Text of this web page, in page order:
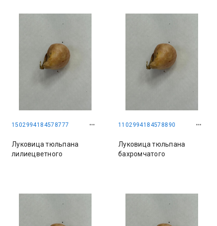
1502994184578777
Луковица тюльпана
лилиецветного
1102994184578890
Луковица тюльпана
бахромчатого